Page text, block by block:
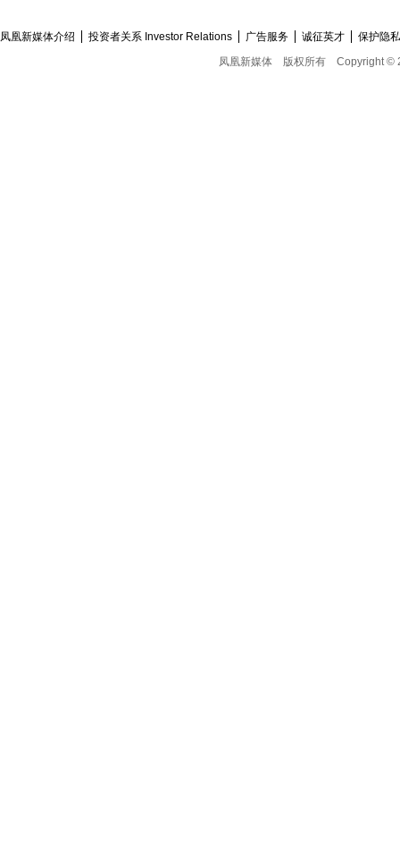
凤凰新媒体介绍 投资者关系 Investor Relations 广告服务 诚征英才
保护隐
凤凰新媒体
版权所有 Copyright ©